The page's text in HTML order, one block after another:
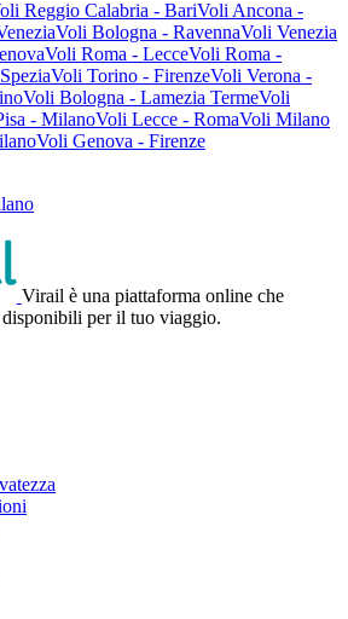
Reggio Calabria - BariVoli Ancona -
Voli Bologna - RavennaVoli Venezia
Voli Roma - LecceVoli Roma -
Voli Torino - FirenzeVoli Verona -
Voli Bologna - Lamezia TermeVoli
- MilanoVoli Lecce - RomaVoli Milano
Voli Genova - Firenze
Virail è una piattaforma online che
per il tuo viaggio.